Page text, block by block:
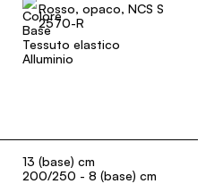
Rosso, opaco, NCS S
2570-R
Tessuto elastico
Alluminio
13 (base) cm
200/250 - 8 (base) cm